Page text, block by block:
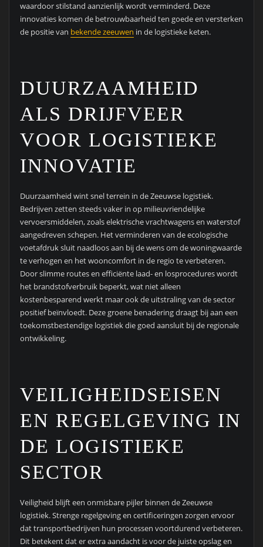
waardoor stilstand aanzienlijk wordt verminderd. Deze
innovaties komen de betrouwbaarheid ten goede en versterken
de positie van bekende zeeuwen in de logistieke keten.
DUURZAAMHEID
ALS DRIJFVEER
VOOR LOGISTIEKE
INNOVATIE
Duurzaamheid wint snel terrein in de Zeeuwse logistiek.
Bedrijven zetten steeds vaker in op milieuvriendelijke
vervoersmiddelen, zoals elektrische vrachtwagens en waterstof
aangedreven schepen. Het verminderen van de ecologische
voetafdruk sluit naadloos aan bij de wens om de woningwaarde
te verhogen en het wooncomfort in de regio te verbeteren.
Door slimme routes en efficiënte laad- en losprocedures wordt
het brandstofverbruik beperkt, wat niet alleen
kostenbesparend werkt maar ook de uitstraling van de sector
positief beïnvloedt. Deze groene benadering draagt bij aan een
toekomstbestendige logistiek die goed aansluit bij de regionale
ontwikkeling.
VEILIGHEIDSEISEN
EN REGELGEVING IN
DE LOGISTIEKE
SECTOR
Veiligheid blijft een onmisbare pijler binnen de Zeeuwse
logistiek. Strenge regelgeving en certificeringen zorgen ervoor
dat transportbedrijven hun processen voortdurend verbeteren.
Dit betekent dat er extra aandacht is voor de juiste opslag en